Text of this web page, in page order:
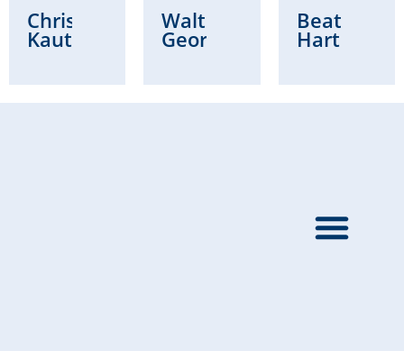
Christian
Kautz
Waltraud
Georg
Beatrice
Hartung